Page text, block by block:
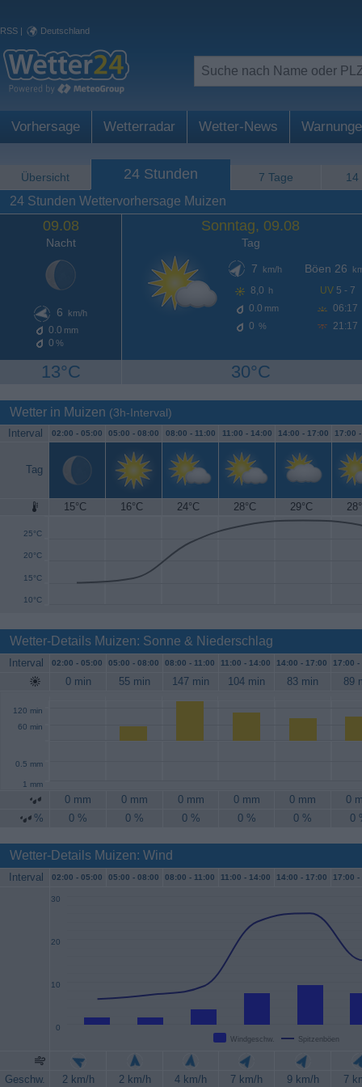
RSS | Deutschland
Vorhersage Wetterradar Wetter-News
Übersicht 24 Stunden 7 Tage 14
24 Stunden Wettervorhersage Muizen
09.08
Nacht
6 km/h
0.0 mm
0 %
13°C
Sonntag, 09.08
Tag
7
km/h
8,0 h
0.0 mm
0 %
Böen 26
UV 5 - 7
06:17
21:17
30°C
Wetter in Muizen (3h-Interval)
Interval 02:00 - 05:00 05:00 - 08:00 08:00 - 11:00 11:00 - 14:00 14:00 - 17:00 17:00
Tag
15°C 16°C 24°C 28°C 29°C
10°C
15°C
20°C
25°C
30°C
Wetter-Details Muizen: Sonne & Niederschlag
Interval 02:00 - 05:00 05:00 - 08:00 08:00 - 11:00 11:00 - 14:00 14:00 - 17:00 17:00 -
0 min 55 min 147 min 104 min 83 min 89
60 min
120 min
0.5 mm
1 mm
0 mm 0 mm 0 mm 0 mm 0 mm
0
%
0 % 0 % 0 % 0 % 0 % 0
Wetter-Details Muizen: Wind
Interval 02:00 - 05:00 05:00 - 08:00 08:00 - 11:00 11:00 - 14:00 14:00 - 17:00 17:00 -
Windgeschw. Spitzenböen
0
10
20
30
Geschw. 2 km/h 2 km/h 4 km/h 7 km/h 9 km/h
7